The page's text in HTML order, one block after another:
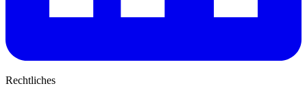
Rechtliches